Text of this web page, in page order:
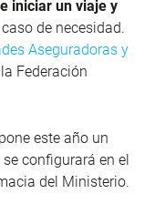
iniciar un viaje y
de necesidad.
Aseguradoras y
Federación
este año un
configurará en el
del Ministerio.